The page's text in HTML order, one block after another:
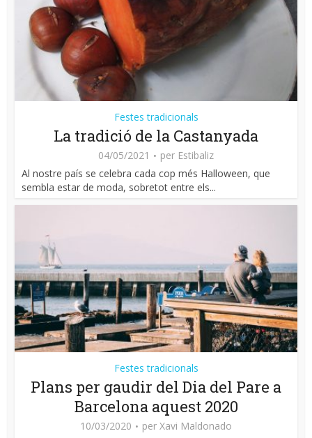
Festes tradicionals
La tradició de la Castanyada
04/05/2021 per Estibaliz
Al nostre país se celebra cada cop més Halloween, que
sembla estar de moda, sobretot entre els...
Festes tradicionals
Plans per gaudir del Dia del Pare a
Barcelona aquest 2020
10/03/2020 per Xavi Maldonado